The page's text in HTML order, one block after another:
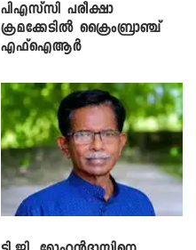
പിഎസ്‌സി പരീക്ഷാ
ക്രമക്കേ‌ടിൽ ക്രൈംബ്രാഞ്ച്
എഫ്ഐആർ